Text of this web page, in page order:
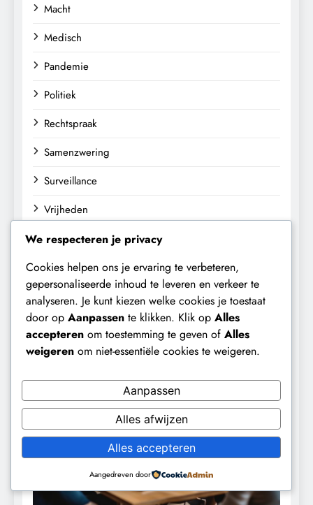
Macht
Medisch
Pandemie
Politiek
Rechtspraak
Samenzwering
Surveillance
Vrijheden
We respecteren je privacy
Cookies helpen ons je ervaring te verbeteren,
gepersonaliseerde inhoud te leveren en verkeer te
analyseren. Je kunt kiezen welke cookies je toestaat
door op Aanpassen te klikken. Klik op Alles
accepteren om toestemming te geven of Alles
weigeren om niet-essentiële cookies te weigeren.
Aanpassen
Alles afwijzen
Alles accepteren
Aangedreven door